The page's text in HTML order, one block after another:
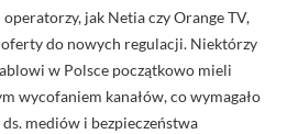
jak Netia czy Orange TV,
do nowych regulacji. Niektórzy
w Polsce początkowo mieli
wycofaniem kanałów, co wymagało
mediów i bezpieczeństwa